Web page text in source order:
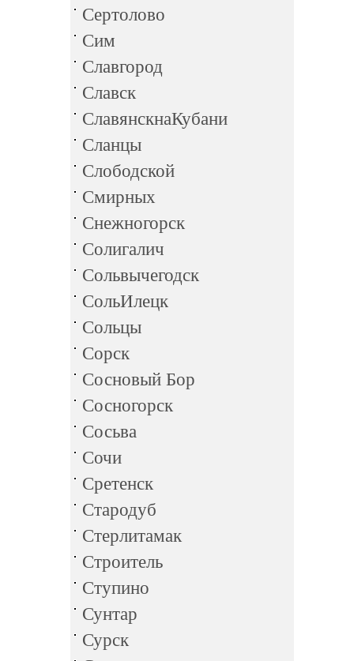
Сертолово
Сим
Славгород
Славск
СлавянскнаКубани
Сланцы
Слободской
Смирных
Снежногорск
Солигалич
Сольвычегодск
СольИлецк
Сольцы
Сорск
Сосновый Бор
Сосногорск
Сосьва
Сочи
Сретенск
Стародуб
Стерлитамак
Строитель
Ступино
Сунтар
Сурск